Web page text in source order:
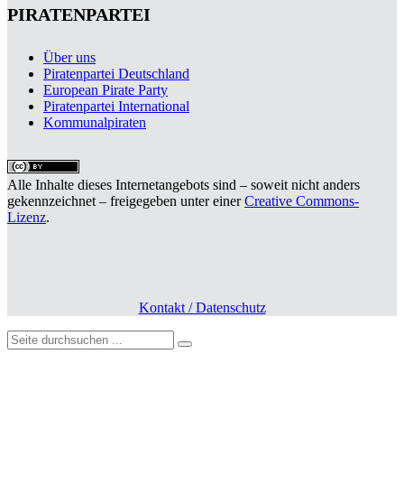
PIRATENPARTEI
Über uns
Piratenpartei Deutschland
European Pirate Party
Piratenpartei International
Kommunalpiraten
Alle Inhalte dieses Internetangebots sind – soweit nicht anders
gekennzeichnet – freigegeben unter einerCreative Commons-
Lizenz.
Kontakt / Datenschutz